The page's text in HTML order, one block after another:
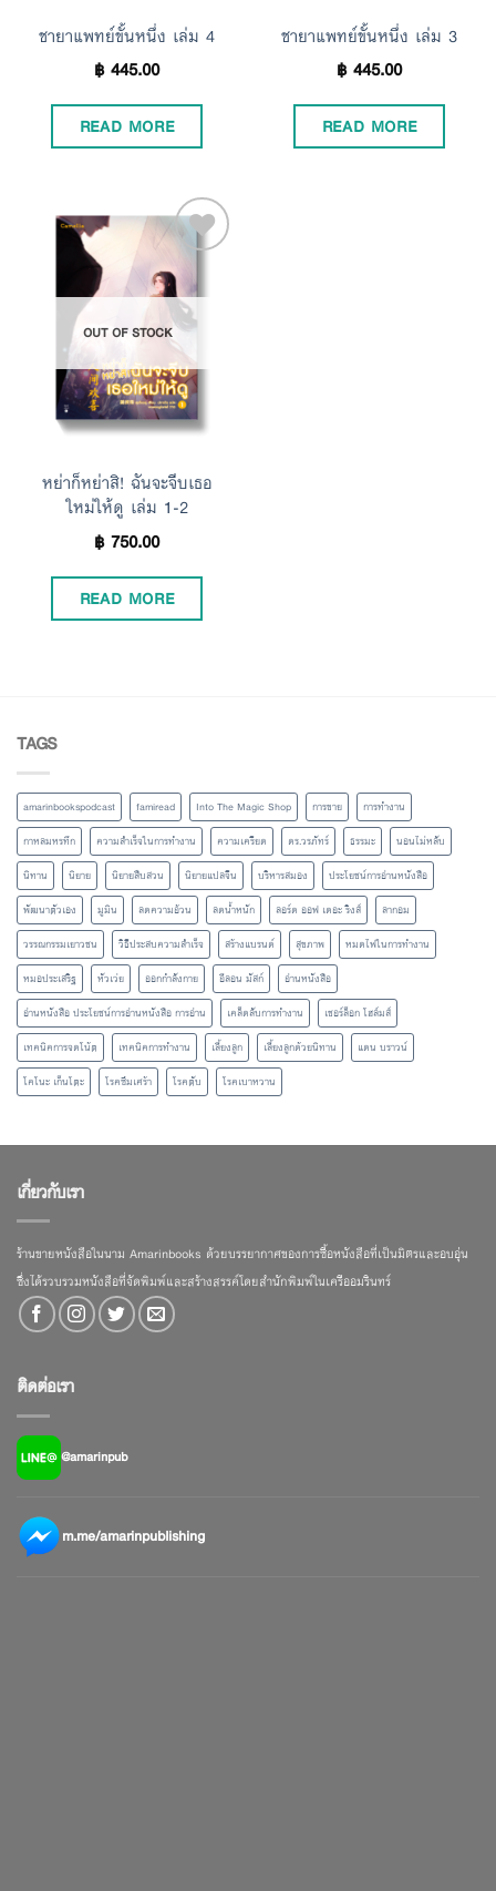
ชายาแพทย์ขั้นหนึ่ง เล่ม 4
฿445.00
READ MORE
ชายาแพทย์ขั้นหนึ่ง เล่ม 3
฿445.00
READ MORE
Add to
OUT OF STOCK
หย่าก็หย่าสิ! ฉันจะจีบเธอ
ใหม่ให้ดู เล่ม 1-2
฿750.00
READ MORE
TAGS
amarinbookspodcast famiread Into The Magic Shop การขาย
การทำงาน
กาหลมหรทึก
ความสำเร็จในการทำงาน ความเครียด ดร.วรภัทร์ ธรรมะ
นอนไม่หลับ
นิทาน
นิยาย นิยายสืบสวน นิยายแปลจีน บริหารสมอง
ประโยชน์การอ่านหนังสือ
พัฒนาตัวเอง
มูมิน ลดความอ้วน ลดน้ำหนัก ลอร์ด ออฟ เดอะ ริงส์
ลากอม
วรรณกรรมเยาวชน
วิธีประสบความสำเร็จ สร้างแบรนด์ สุขภาพ
หมดไฟในการทำงาน
หมอประเสริฐ
หัวเว่ย ออกกำลังกาย อีลอน มัสก์
อ่านหนังสือ
อ่านหนังสือ ประโยชน์การอ่านหนังสือ การอ่าน
เคล็ดลับการทำงาน
เชอร์ล็อก โฮล์มส์
เทคนิคการจดโน้ต
เทคนิคการทำงาน เลี้ยงลูก เลี้ยงลูกด้วยนิทาน
แดน บราวน์
โคโนะ เก็นโตะ
โรคซึมเศร้า โรคตับ โรคเบาหวาน
เกี่ยวกับเรา
ร้านขายหนังสือในนาม Amarinbooks ด้วยบรรยากาศของการซื้อหนังสือที่เป็นมิตรและอบอุ่น
ซึ่งได้รวบรวมหนังสือที่จัดพิมพ์และสร้างสรรค์โดยสำนักพิมพ์ในเครืออมรินทร์
ติดต่อเรา
@amarinpub
m.me/amarinpublishing